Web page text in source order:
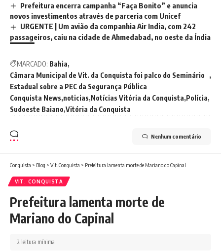
Prefeitura encerra campanha “Faça Bonito” e anuncia
novos investimentos através de parceria com Unicef
URGENTE | Um avião da companhia Air India, com 242
passageiros, caiu na cidade de Ahmedabad, no oeste da Índia
MARCADO: Bahia
Câmara Municipal de Vit. da Conquista foi palco do Seminário
Estadual sobre a PEC da Segurança Pública
Conquista News noticias Notícias Vitória da Conquista Polícia
Sudoeste Baiano Vitória da Conquista
Nenhum comentário
Conquista > Blog > Vit. Conquista > Prefeitura lamenta morte de Mariano do Capinal
VIT. CONQUISTA
Prefeitura lamenta morte de
Mariano do Capinal
2 leitura mínima